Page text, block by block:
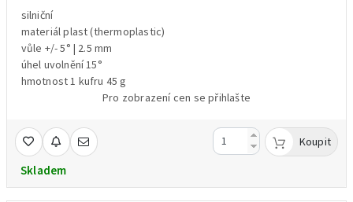
silniční
materiál plast (thermoplastic)
vůle +/- 5° | 2.5 mm
úhel uvolnění 15°
hmotnost 1 kufru 45 g
Pro zobrazení cen se přihlašte
Skladem
Koupit